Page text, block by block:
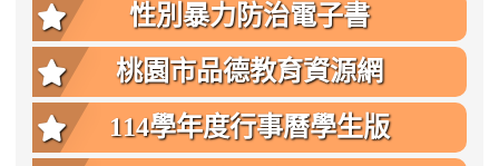
性別暴力防治電子書
桃園市品德教育資源網
114學年度行事曆學生版